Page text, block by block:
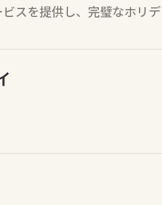
スを提供し、完璧なホリデ